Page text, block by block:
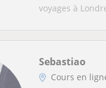
voyages à
Sebastiao
Cours en